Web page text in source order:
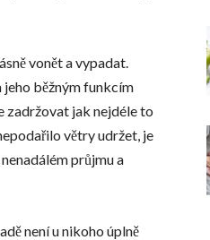
vonět a vypadat.
jeho běžným funkcím
zadržovat jak nejdéle to
větry udržet, je
průjmu a
není u nikoho úplně